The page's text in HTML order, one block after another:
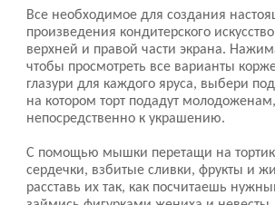
Все необходимое для создания
произведения кондитерского
верхней и правой части экрана.
чтобы просмотреть все варианты
глазури для каждого яруса, выбери
на котором торт подадут
непосредственно к украшению.
С помощью мышки перетащи на
сердечки, взбитые сливки, фрукты и
расставь их так, как посчитаешь